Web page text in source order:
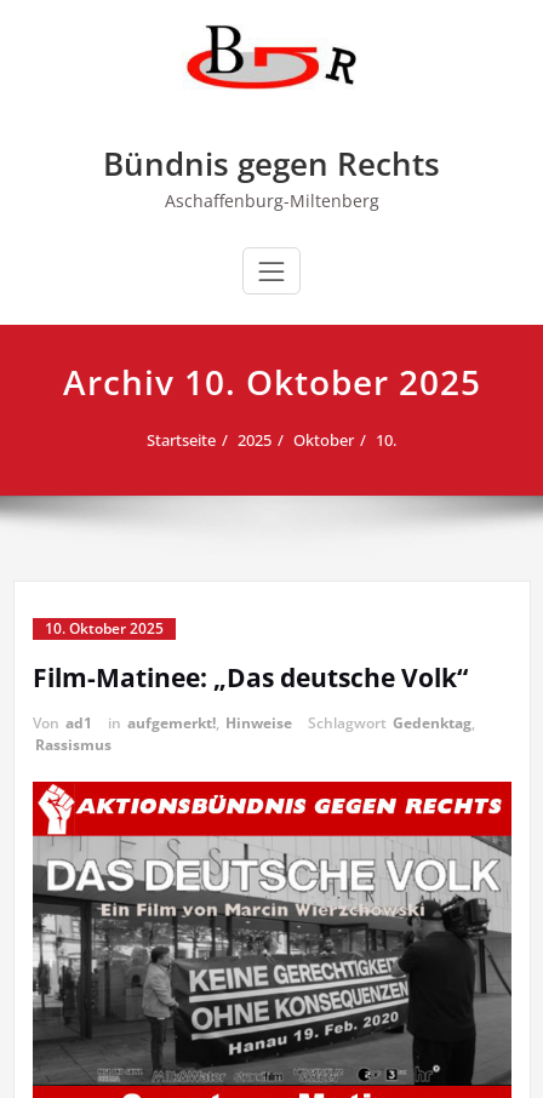
Bündnis gegen Rechts
Aschaffenburg-Miltenberg
Archiv 10. Oktober 2025
Startseite 2025 Oktober 10.
10. Oktober 2025
Film-Matinee: „Das deutsche Volk“
Von ad1 in aufgemerkt!, Hinweise Schlagwort Gedenktag,
Rassismus